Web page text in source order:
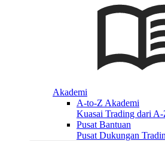
Akademi
A-to-Z Akademi
Kuasai Trading dari A-
Pusat Bantuan
Pusat Dukungan